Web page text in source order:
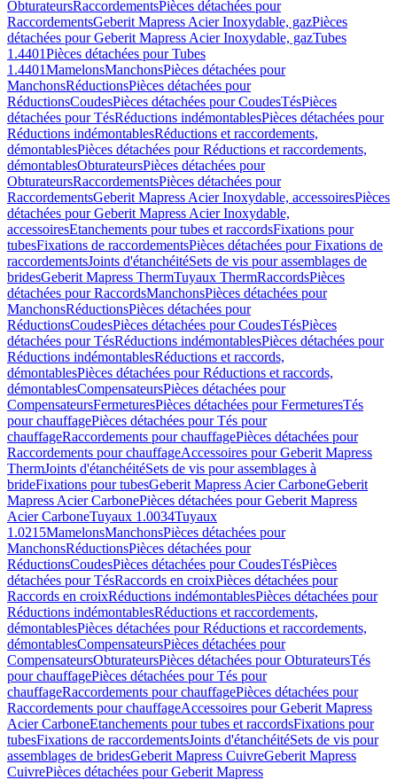
ObturateursRaccordementsPièces détachées pour
RaccordementsGeberit Mapress Acier Inoxydable, gazPièces
détachées pour Geberit Mapress Acier Inoxydable, gazTubes
1.4401Pièces détachées pour Tubes
1.4401MamelonsManchonsPièces détachées pour
ManchonsRéductionsPièces détachées pour
RéductionsCoudesPièces détachées pour CoudesTésPièces
détachées pour TésRéductions indémontablesPièces détachées pour
Réductions indémontablesRéductions et raccordements,
démontablesPièces détachées pour Réductions et raccordements,
démontablesObturateursPièces détachées pour
ObturateursRaccordementsPièces détachées pour
RaccordementsGeberit Mapress Acier Inoxydable, accessoiresPièces
détachées pour Geberit Mapress Acier Inoxydable,
accessoiresEtanchements pour tubes et raccordsFixations pour
tubesFixations de raccordementsPièces détachées pour Fixations de
raccordementsJoints d'étanchéitéSets de vis pour assemblages de
bridesGeberit Mapress ThermTuyaux ThermRaccordsPièces
détachées pour RaccordsManchonsPièces détachées pour
ManchonsRéductionsPièces détachées pour
RéductionsCoudesPièces détachées pour CoudesTésPièces
détachées pour TésRéductions indémontablesPièces détachées pour
Réductions indémontablesRéductions et raccords,
démontablesPièces détachées pour Réductions et raccords,
démontablesCompensateursPièces détachées pour
CompensateursFermeturesPièces détachées pour FermeturesTés
pour chauffagePièces détachées pour Tés pour
chauffageRaccordements pour chauffagePièces détachées pour
Raccordements pour chauffageAccessoires pour Geberit Mapress
ThermJoints d'étanchéitéSets de vis pour assemblages à
brideFixations pour tubesGeberit Mapress Acier CarboneGeberit
Mapress Acier CarbonePièces détachées pour Geberit Mapress
Acier CarboneTuyaux 1.0034Tuyaux
1.0215MamelonsManchonsPièces détachées pour
ManchonsRéductionsPièces détachées pour
RéductionsCoudesPièces détachées pour CoudesTésPièces
détachées pour TésRaccords en croixPièces détachées pour
Raccords en croixRéductions indémontablesPièces détachées pour
Réductions indémontablesRéductions et raccordements,
démontablesPièces détachées pour Réductions et raccordements,
démontablesCompensateursPièces détachées pour
CompensateursObturateursPièces détachées pour ObturateursTés
pour chauffagePièces détachées pour Tés pour
chauffageRaccordements pour chauffagePièces détachées pour
Raccordements pour chauffageAccessoires pour Geberit Mapress
Acier CarboneEtanchements pour tubes et raccordsFixations pour
tubesFixations de raccordementsJoints d'étanchéitéSets de vis pour
assemblages de bridesGeberit Mapress CuivreGeberit Mapress
CuivrePièces détachées pour Geberit Mapress